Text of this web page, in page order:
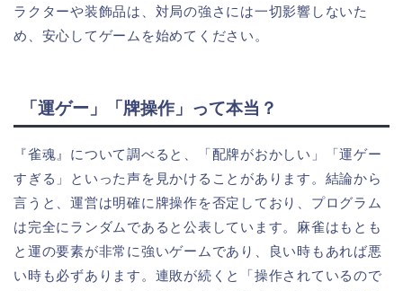
ラクターや装飾品は、対局の強さには一切影響しないた
め、安心してゲームを始めてください。
「運ゲー」「牌操作」って本当？
『雀魂』について調べると、「配牌がおかしい」「運ゲー
すぎる」といった声を見かけることがあります。結論から
言うと、運営は明確に牌操作を否定しており、プログラム
は完全にランダムであると公表しています。麻雀はもとも
と運の要素が非常に強いゲームであり、良い時もあれば悪
い時も必ずあります。連敗が続くと「操作されているので